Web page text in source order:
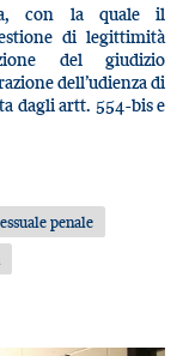
con la quale il
di legittimità
del giudizio
dell’udienza di
dagli artt. 554-bis e
penale